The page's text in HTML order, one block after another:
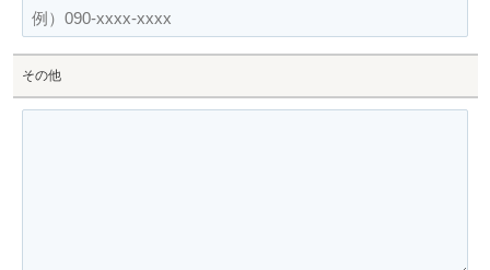
その他